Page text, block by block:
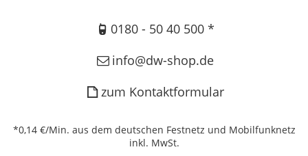
0180 - 50 40 500 *
info@dw-shop.de
zum Kontaktformular
*0,14 €/Min. aus dem deutschen Festnetz und Mobilfunknetz
inkl. MwSt.